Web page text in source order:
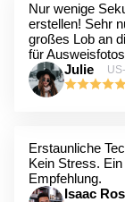
Nur wenige
erstellen! Sehr
großes Lob an
für
Julie
Erstaunliche
Kein Stress.
Empfehlung.
Isaac